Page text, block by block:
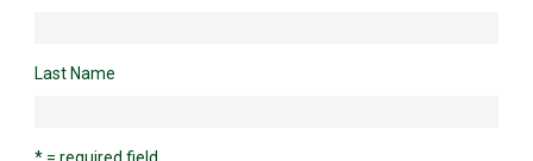
Last Name
* = required field